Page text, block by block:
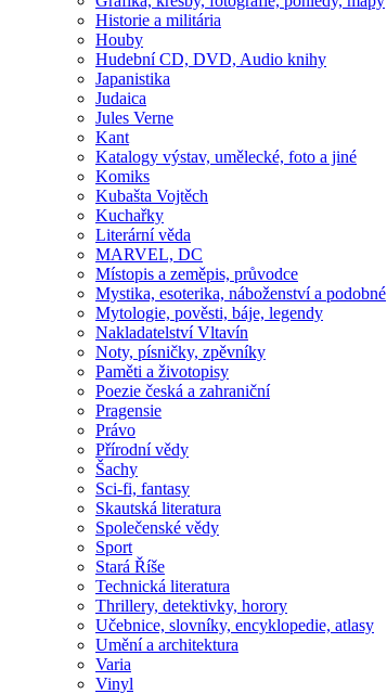
Historie a militária
Houby
Hudební CD, DVD, Audio knihy
Japanistika
Judaica
Jules Verne
Kant
Katalogy výstav, umělecké, foto a jiné
Komiks
Kubašta Vojtěch
Kuchařky
Literární věda
MARVEL, DC
Místopis a zeměpis, průvodce
Mystika, esoterika, náboženství a podobné
Mytologie, pověsti, báje, legendy
Nakladatelství Vltavín
Noty, písničky, zpěvníky
Paměti a životopisy
Poezie česká a zahraniční
Pragensie
Právo
Přírodní vědy
Šachy
Sci-fi, fantasy
Skautská literatura
Společenské vědy
Sport
Stará Říše
Technická literatura
Thrillery, detektivky, horory
Učebnice, slovníky, encyklopedie, atlasy
Umění a architektura
Varia
Vinyl